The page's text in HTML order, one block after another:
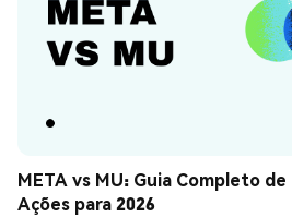
META vs MU: Guia Completo
Ações para 2026